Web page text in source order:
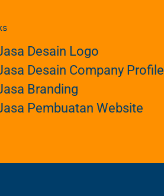
Desain Logo
Desain Company Profile
Branding
Pembuatan Website